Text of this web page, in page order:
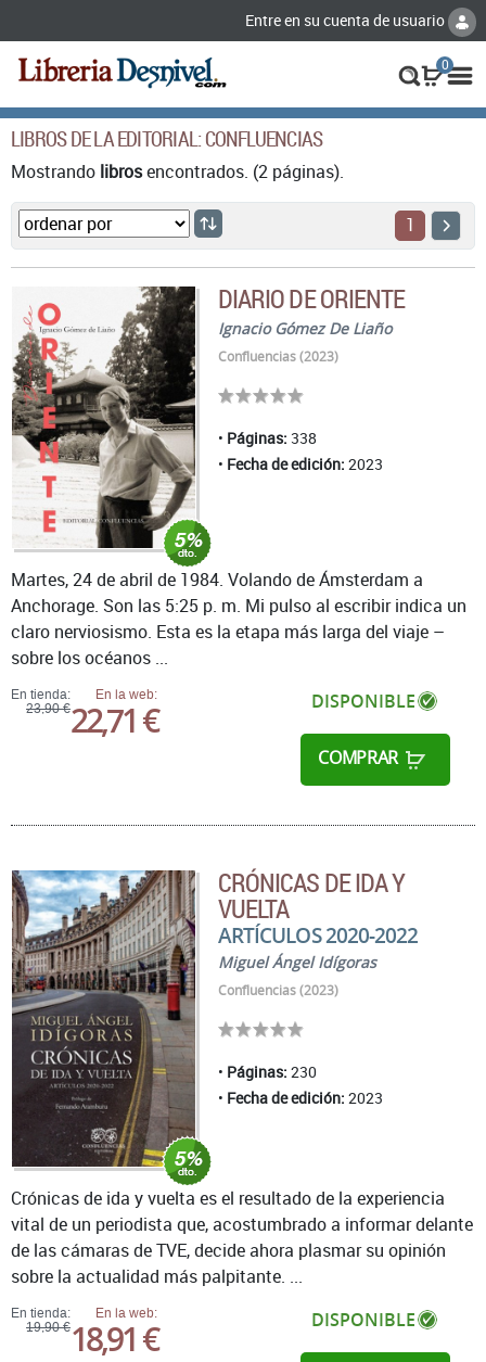
Entre en su cuenta de usuario
0
LIBROS DE LA EDITORIAL: CONFLUENCIAS
Mostrando librosencontrados. (2 páginas).
1
DIARIO DE ORIENTE
Ignacio Gómez De Liaño
Confluencias (2023)
Páginas: 338
Fecha de edición: 2023
En tienda:
23,90 €
En la web:
22,71 € DISPONIBLE
COMPRAR
Martes, 24 de abril de 1984. Volando de Ámsterdam a
Anchorage. Son las 5:25 p. m. Mi pulso al escribir indica un
claro nerviosismo. Esta es la etapa más larga del viaje –
sobre los océanos ...
CRÓNICAS DE IDA Y
VUELTA
ARTÍCULOS 2020-2022
Miguel Ángel Idígoras
Confluencias (2023)
Páginas: 230
Fecha de edición: 2023
En tienda:
19,90 €
En la web:
18,91 € DISPONIBLE
Crónicas de ida y vuelta es el resultado de la experiencia
vital de un periodista que, acostumbrado a informar delante
de las cámaras de TVE, decide ahora plasmar su opinión
sobre la actualidad más palpitante. ...